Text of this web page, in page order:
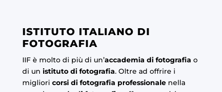
ISTITUTO ITALIANO DI
FOTOGRAFIA
IIF è molto di più di un’accademia di fotografia o
di un istituto di fotografia. Oltre ad offrire i
migliori corsi di fotografia professionalenella